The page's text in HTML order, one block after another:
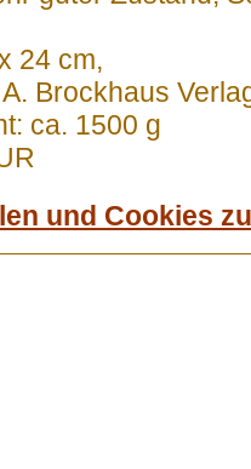
24 cm,
A. Brockhaus
ca. 1500 g
und Cookies